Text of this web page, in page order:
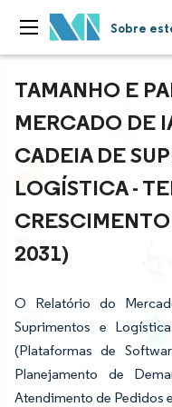
Sobre
TAMANHO E
MERCADO DE
CADEIA DE
LOGÍSTICA -
2031)
O Relatório do
Suprimentos e
(Plataformas de
Planejamento de
Atendimento de Pedidos